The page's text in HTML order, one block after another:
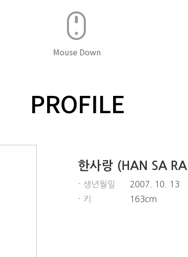
Mouse Down
PROFILE
한사랑 (HAN SA
- 생년월일
2007. 10. 13
- 키
163cm